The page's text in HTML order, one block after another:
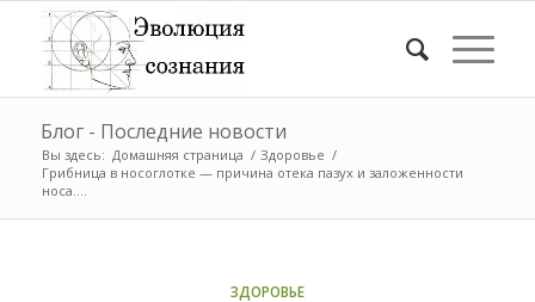
Блог - Последние новости
Вы здесь: Домашняя страница / Здоровье /
Грибница в носоглотке — причина отека пазух и заложенности
носа....
ЗДОРОВЬЕ